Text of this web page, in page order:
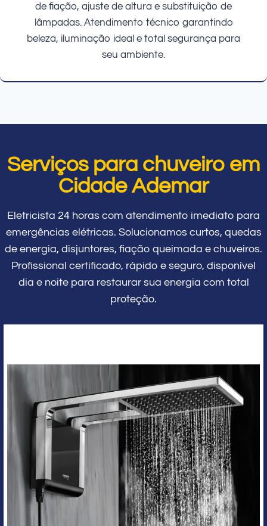
de fiação, ajuste de altura e substituição de
lâmpadas. Atendimento técnico garantindo
beleza, iluminação ideal e total segurança para
seu ambiente.
Serviços para chuveiro em
Cidade Ademar
Eletricista 24 horas com atendimento imediato para
emergências elétricas. Solucionamos curtos, quedas
de energia, disjuntores, fiação queimada e chuveiros.
Profissional certificado, rápido e seguro, disponível
dia e noite para restaurar sua energia com total
proteção.